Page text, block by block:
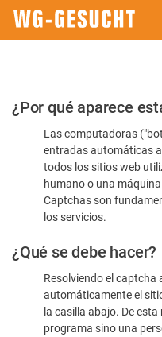
Por
favor,
confirme
humano
¿Por qué aparece
Las computadoras
entradas automáticas
todos los sitios web
humano o una
Captchas son
los servicios.
¿Qué se debe hacer?
Resolviendo el
automáticamente el
la casilla abajo. De
programa sino una